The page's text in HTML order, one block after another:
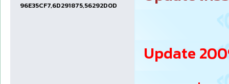
96E35CF7,6D291875,56292D0D
Update